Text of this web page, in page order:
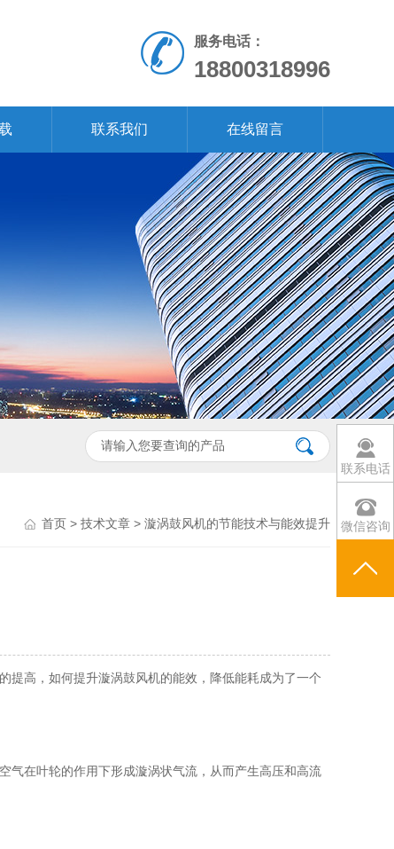
服务电话：
18800318996
联系我们 在线留言
首页 > 技术文章 > 漩涡鼓风机的节能技术与能效提升
提高，如何提升漩涡鼓风机的能效，降低能耗成为了一个
在叶轮的作用下形成漩涡状气流，从而产生高压和高流
联系电话
微信咨询